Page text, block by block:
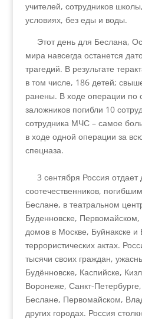
учителей, сотрудников
условиях, без еды и воды.
Этот день для Беслана,
мира навсегда останется
трагедий. В результате
в том числе, 186 детей;
ранены. В ходе операции по
заложников погибли 10
сотрудника МЧС – самое
в ходе одной операции за
спецназа.
3 сентября Россия отдает
соотечественников,
Беслане, в театральном
Буденновске,
домов в Москве, Буйнакске и
террористических актах.
тысячи своих граждан,
Будённовске, Каспийске,
Воронеже, Санкт-
Беслане, Первомайском,
других городах. Россия